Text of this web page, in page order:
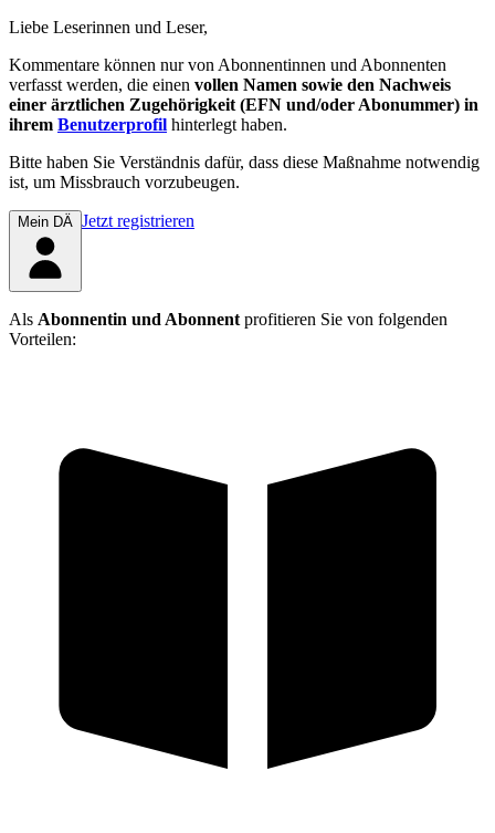
Liebe Leserinnen und Leser,
Kommentare können nur von Abonnentinnen und Abonnenten
verfasst werden, die einen vollen Namen sowie den Nachweis
einer ärztlichen Zugehörigkeit (EFN und/oder Abonummer) in
ihrem Benutzerprofil hinterlegt haben.
Bitte haben Sie Verständnis dafür, dass diese Maßnahme notwendig
ist, um Missbrauch vorzubeugen.
Mein DÄ Jetzt registrieren
Als Abonnentin und Abonnentprofitieren Sie von folgenden
Vorteilen: